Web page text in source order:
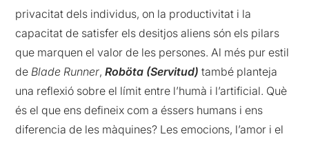
privacitat dels individus, on la productivitat i la
capacitat de satisfer els desitjos aliens són els pilars
que marquen el valor de les persones. Al més pur estil
deBlade Runner,Roböta (Servitud) també planteja
una reflexió sobre el límit entre l’humà i l’artificial. Què
és el que ens defineix com a éssers humans i ens
diferencia de les màquines? Les emocions, l’amor i el